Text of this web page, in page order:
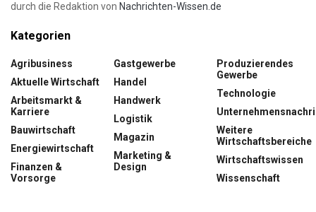
durch die Redaktion von Nachrichten-Wissen.de
Kategorien
Agribusiness
Aktuelle Wirtschaft
Arbeitsmarkt &
Karriere
Bauwirtschaft
Energiewirtschaft
Finanzen &
Vorsorge
Gastgewerbe
Handel
Handwerk
Logistik
Magazin
Marketing &
Design
Produzierendes
Gewerbe
Technologie
Weitere
Wirtschaftsbereiche
Wirtschaftswissen
Wissenschaft